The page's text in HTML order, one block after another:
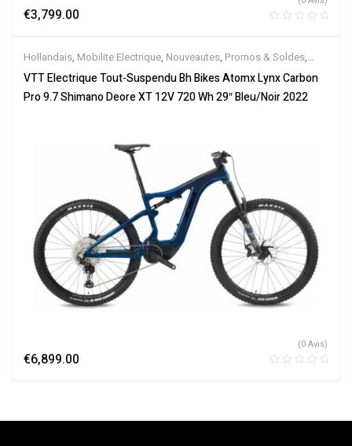
€3,799.00
Hollandais, Mobilite Electrique, Nouveautes, Promos & Soldes,
Tout-Suspendus,Vélo électrique ville,Velos Electriques,VTT
Électriques
VTT Electrique Tout-Suspendu Bh Bikes Atomx Lynx Carbon
Pro 9.7 Shimano Deore XT 12V 720 Wh 29″ Bleu/Noir 2022
€6,899.00
(0 Avis)